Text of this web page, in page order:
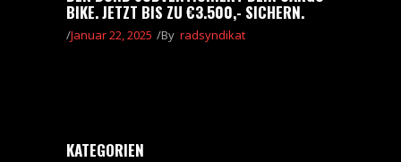
BIKE. JETZT BIS ZU €3.500,- SICHERN.
Januar 22, 2025 By radsyndikat
KATEGORIEN